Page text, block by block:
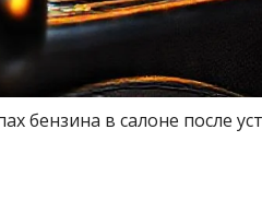
бензина в салоне после